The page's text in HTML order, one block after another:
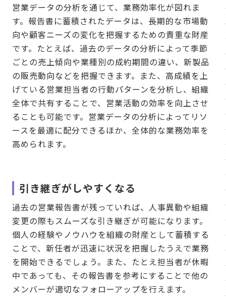
営業データの分析を通じて、業務効率化が図れま
す。報告書に蓄積されたデータは、長期的な市場動
向や顧客ニーズの変化を把握するための貴重な財産
です。たとえば、過去のデータの分析によって季節
ごとの売上傾向や業種別の成約期間の違い、新製品
の販売動向などを把握できます。また、高成績を上
げている営業担当者の行動パターンを分析し、組織
全体で共有することで、営業活動の効率を向上させ
ることも可能です。営業データの分析によってリソ
ースを最適に配分できるほか、全体的な業務効率を
高められます。
引き継ぎがしやすくなる
過去の営業報告書が残っていれば、人事異動や組織
変更の際もスムーズな引き継ぎが可能になります。
個人の経験やノウハウを組織の財産として蓄積する
ことで、新任者が迅速に状況を把握したうえで業務
を開始できるでしょう。また、たとえ担当者が休暇
中であっても、その報告書を参考にすることで他の
メンバーが適切なフォローアップを行えます。